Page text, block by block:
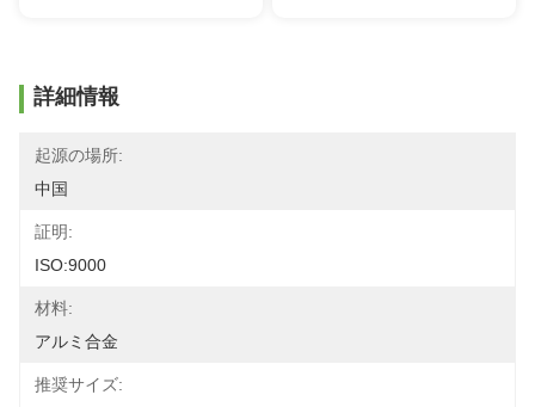
詳細情報
起源の場所:
中国
証明:
ISO:9000
材料:
アルミ合金
推奨サイズ: